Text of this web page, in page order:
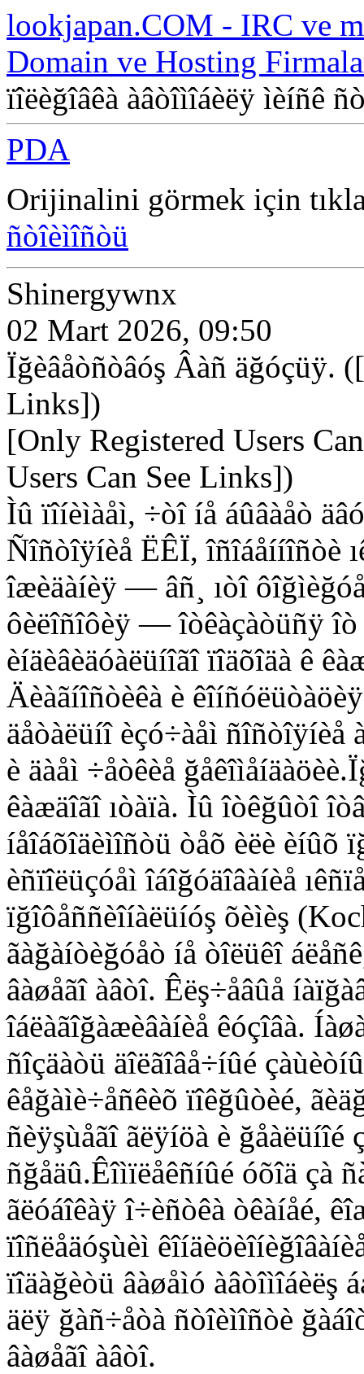
lookjapan.COM - IRC ve
Domain ve Hosting
ïîëèğîâêà àâòîìîáèëÿ ìèíñê
PDA
Orijinalini görmek için
ñòîèìîñòü
Shinergywnx
02 Mart 2026, 09:50
Ïğèâåòñòâóş Âàñ äğóçüÿ.
Links])
[Only Registered Users
Users Can See Links])
Ìû ïîíèìàåì, ÷òî íå áûâàåò
Ñîñòîÿíèå ËÊÏ, îñîáåííîñòè
îæèäàíèÿ — âñ¸ ıòî
ôèëîñîôèÿ — îòêàçàòüñÿ îò
èíäèâèäóàëüíîãî ïîäõîäà ê
Äèàãíîñòèêà è
äåòàëüíî èçó÷àåì ñîñòîÿíèå
è äàåì ÷åòêèå
êàæäîãî ıòàïà. Ìû îòêğûòî
íåîáõîäèìîñòü òåõ èëè èíûõ
èñïîëüçóåì îáîğóäîâàíèå
ïğîôåññèîíàëüíóş õèìèş
ãàğàíòèğóåò íå òîëüêî
âàøåãî àâòî. Êëş÷åâûå
îáëàãîğàæèâàíèå êóçîâà.
ñîçäàòü äîëãîâå÷íûé
êåğàìè÷åñêèõ ïîêğûòèé,
ñèÿşùåãî ãëÿíöà è ğåàëüíîé
ñğåäû.Êîìïëåêñíûé óõîä çà
ãëóáîêàÿ î÷èñòêà òêàíåé,
ïîñëåäóşùèì
ïîäàğèòü âàøåìó àâòîìîáèëş
äëÿ ğàñ÷åòà ñòîèìîñòè
âàøåãî àâòî.